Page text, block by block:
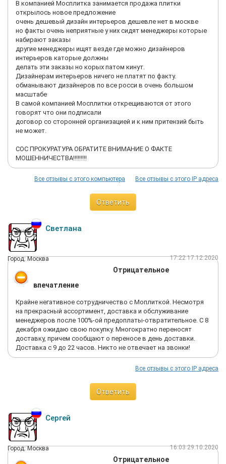
ни первой, ни второй плитки у них никогда не было и нет.
"Я же писал Вам, что я ее не находил, я уточнял у склада, мне
сказали, что ее просто не загрузили, а по факту ее даже не
собрали, мы сейчас разгребаем сугробы, пытаемся
добраться до плиты, чистим, т.к. скользко, трактор буксует
на месте, пытаемся снять короба всевозможными
способами".
Это 04.02.2021 ответ московского склада. Просто цирк!
Глубочайший, вопиющий непрофессионализм! А у меня две
недели стоит объект. В этот же день я предложила как
минимум три варианта решения проблемы. При этом данная
плитка продолжала на их сайте быть как товар в наличии,
такая она и теперь, можно проверить. Они торгуют товаром,
которого у них нет и в помине.
юристы, НИКТО. Никаких вариантов решения. Деньги у них
пять месяцев, объект стоит. Никто не перезвонил.
В компанией Мосплитка занимается продажа плитки
открылось новое предложение
очень дешевый дизайн интерьеров дешевле нет в москве
но факты очень неприятные у них сидят менеджеры которые
набирают заказы
другие менеджеры ищят везде где можно дизайнеров
интерьеров каторые должны
делать эти заказы но корых патом кинут.
Дизайнерам интерьеров ничего не платят по факту.
обманывают дизайнеров по все росси в очень большом
масштабе
В самой компанией Мосплитки открещиваются от этого
говорят что они подписали
договор со сторонней организацией и к ним притензий быть
не может.
СОС ПРОКУРАТУРА ОБРАТИТЕ ВНИМАНИЕ О ФАКТЕ
МОШЕННИЧЕСТВА!!!!!!!!!
Все отзывы с этого IP адреса
Все отзывы с этого компьютера
Ответить
Светлана
Город: Москва 17:22 17.12.2020
Отрицательное
впечатление
Крайне негативное сотрудничество с Моплиткой. Несмотря
на прекрасный ассортимент, доставка и обслуживание
менеджеров после 100%-ой предоплаты-отвратительное. С 8
декабря ожидаю свою покупку. Многократно переносят
доставку, причем сообщают о переносе в день доставки.
Доставка с 9 до 22 часов. Никто не отвечает на звонки!
Все отзывы с этого IP адреса
Ответить
Сергей
Город: Москва 16:03 29.10.2020
Отрицательное